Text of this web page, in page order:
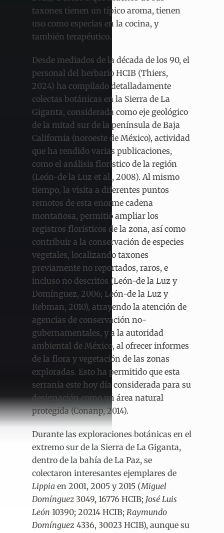
taxones tienen un típico aroma, tienen
uso como especias en la cocina, y
también terapéutico.
Desde mediados de la década de los 90, el
personal del herbario HCIB (Thiers,
2024) ha compilado detalladamente
colectas botánicas en la Sierra de La
Giganta, considerada como eje geológico
de la mitad sur de la península de Baja
California (noroeste de México), actividad
que ha rendido varias publicaciones,
como el análisis florístico de la región
(León-de la Luz et al., 2008). Al mismo
tiempo, la visita a diferentes puntos
remotos de esta enorme cadena
montañosa, permitió ampliar los
registros florísticos de la zona, así como
contribuir a la conservación de especies
vegetales, localizando taxones
previamente no reportados, raros, e
incluso no descritos (León-de la Luz y
Domínguez, 2006; León-de la Luz y
Rebman, 2010), atrayendo la atención de
agencias de conservación no-
gubernamentales, y a la autoridad
ambiental de México, al ofrecer informes
de la flora y vegetación de las zonas
exploradas. Esto ha permitido que esta
serranía este hoy día considerada para su
designación como un área natural
protegida (Conanp, 2014).
Durante las exploraciones botánicas en el
extremo sur de la Sierra de La Giganta,
dentro de la bahía de La Paz, se
colectaron interesantes ejemplares de
Lippia en 2001, 2005 y 2015 (Miguel
Domínguez 3049, 16776 HCIB; José Luis
León 10390; 20214 HCIB; Raymundo
Domínguez 4336, 30023 HCIB), aunque su